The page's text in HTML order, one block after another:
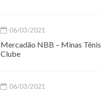
06/03/2021
Mercadão NBB – Minas Tênis
Clube
06/03/2021